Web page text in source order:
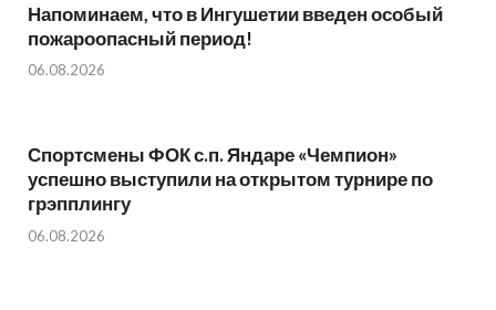
Напоминаем, что в Ингушетии введен особый
пожароопасный период!⁣⁣⠀
06.08.2026
Спортсмены ФОК с.п. Яндаре «Чемпион»
успешно выступили на открытом турнире по
грэпплингу
06.08.2026